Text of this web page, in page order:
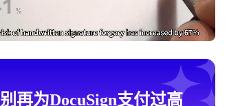
别再为DocuSign支付过高